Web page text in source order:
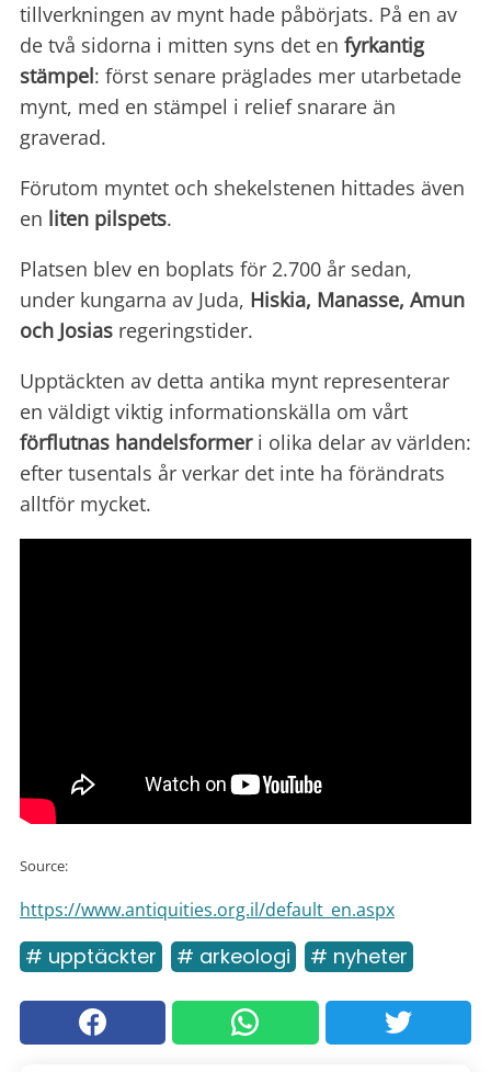
tillverkningen av mynt hade påbörjats. På en av
de två sidorna i mitten syns det en fyrkantig
stämpel: först senare präglades mer utarbetade
mynt, med en stämpel i relief snarare än
graverad.
Förutom myntet och shekelstenen hittades även
en liten pilspets.
Platsen blev en boplats för 2.700 år sedan,
under kungarna av Juda, Hiskia, Manasse, Amun
och Josias regeringstider.
Upptäckten av detta antika mynt representerar
en väldigt viktig informationskälla om vårt
förflutnas handelsformeri olika delar av världen:
efter tusentals år verkar det inte ha förändrats
alltför mycket.
Source:
https://www.antiquities.org.il/default_en.aspx
# upptäckter # arkeologi # nyheter